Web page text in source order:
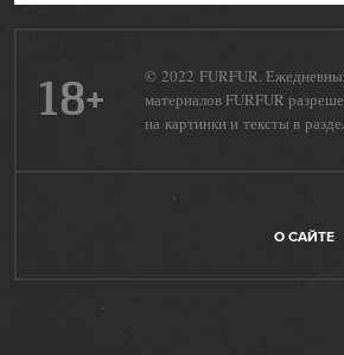
18+
© 2022 FURFUR.
материалов FURFUR
на картинки и тексты в
О САЙТЕ